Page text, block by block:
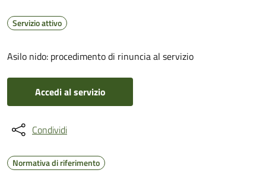
Servizio attivo
Asilo nido: procedimento di rinuncia al servizio
Accedi al servizio
Condividi
Normativa di riferimento